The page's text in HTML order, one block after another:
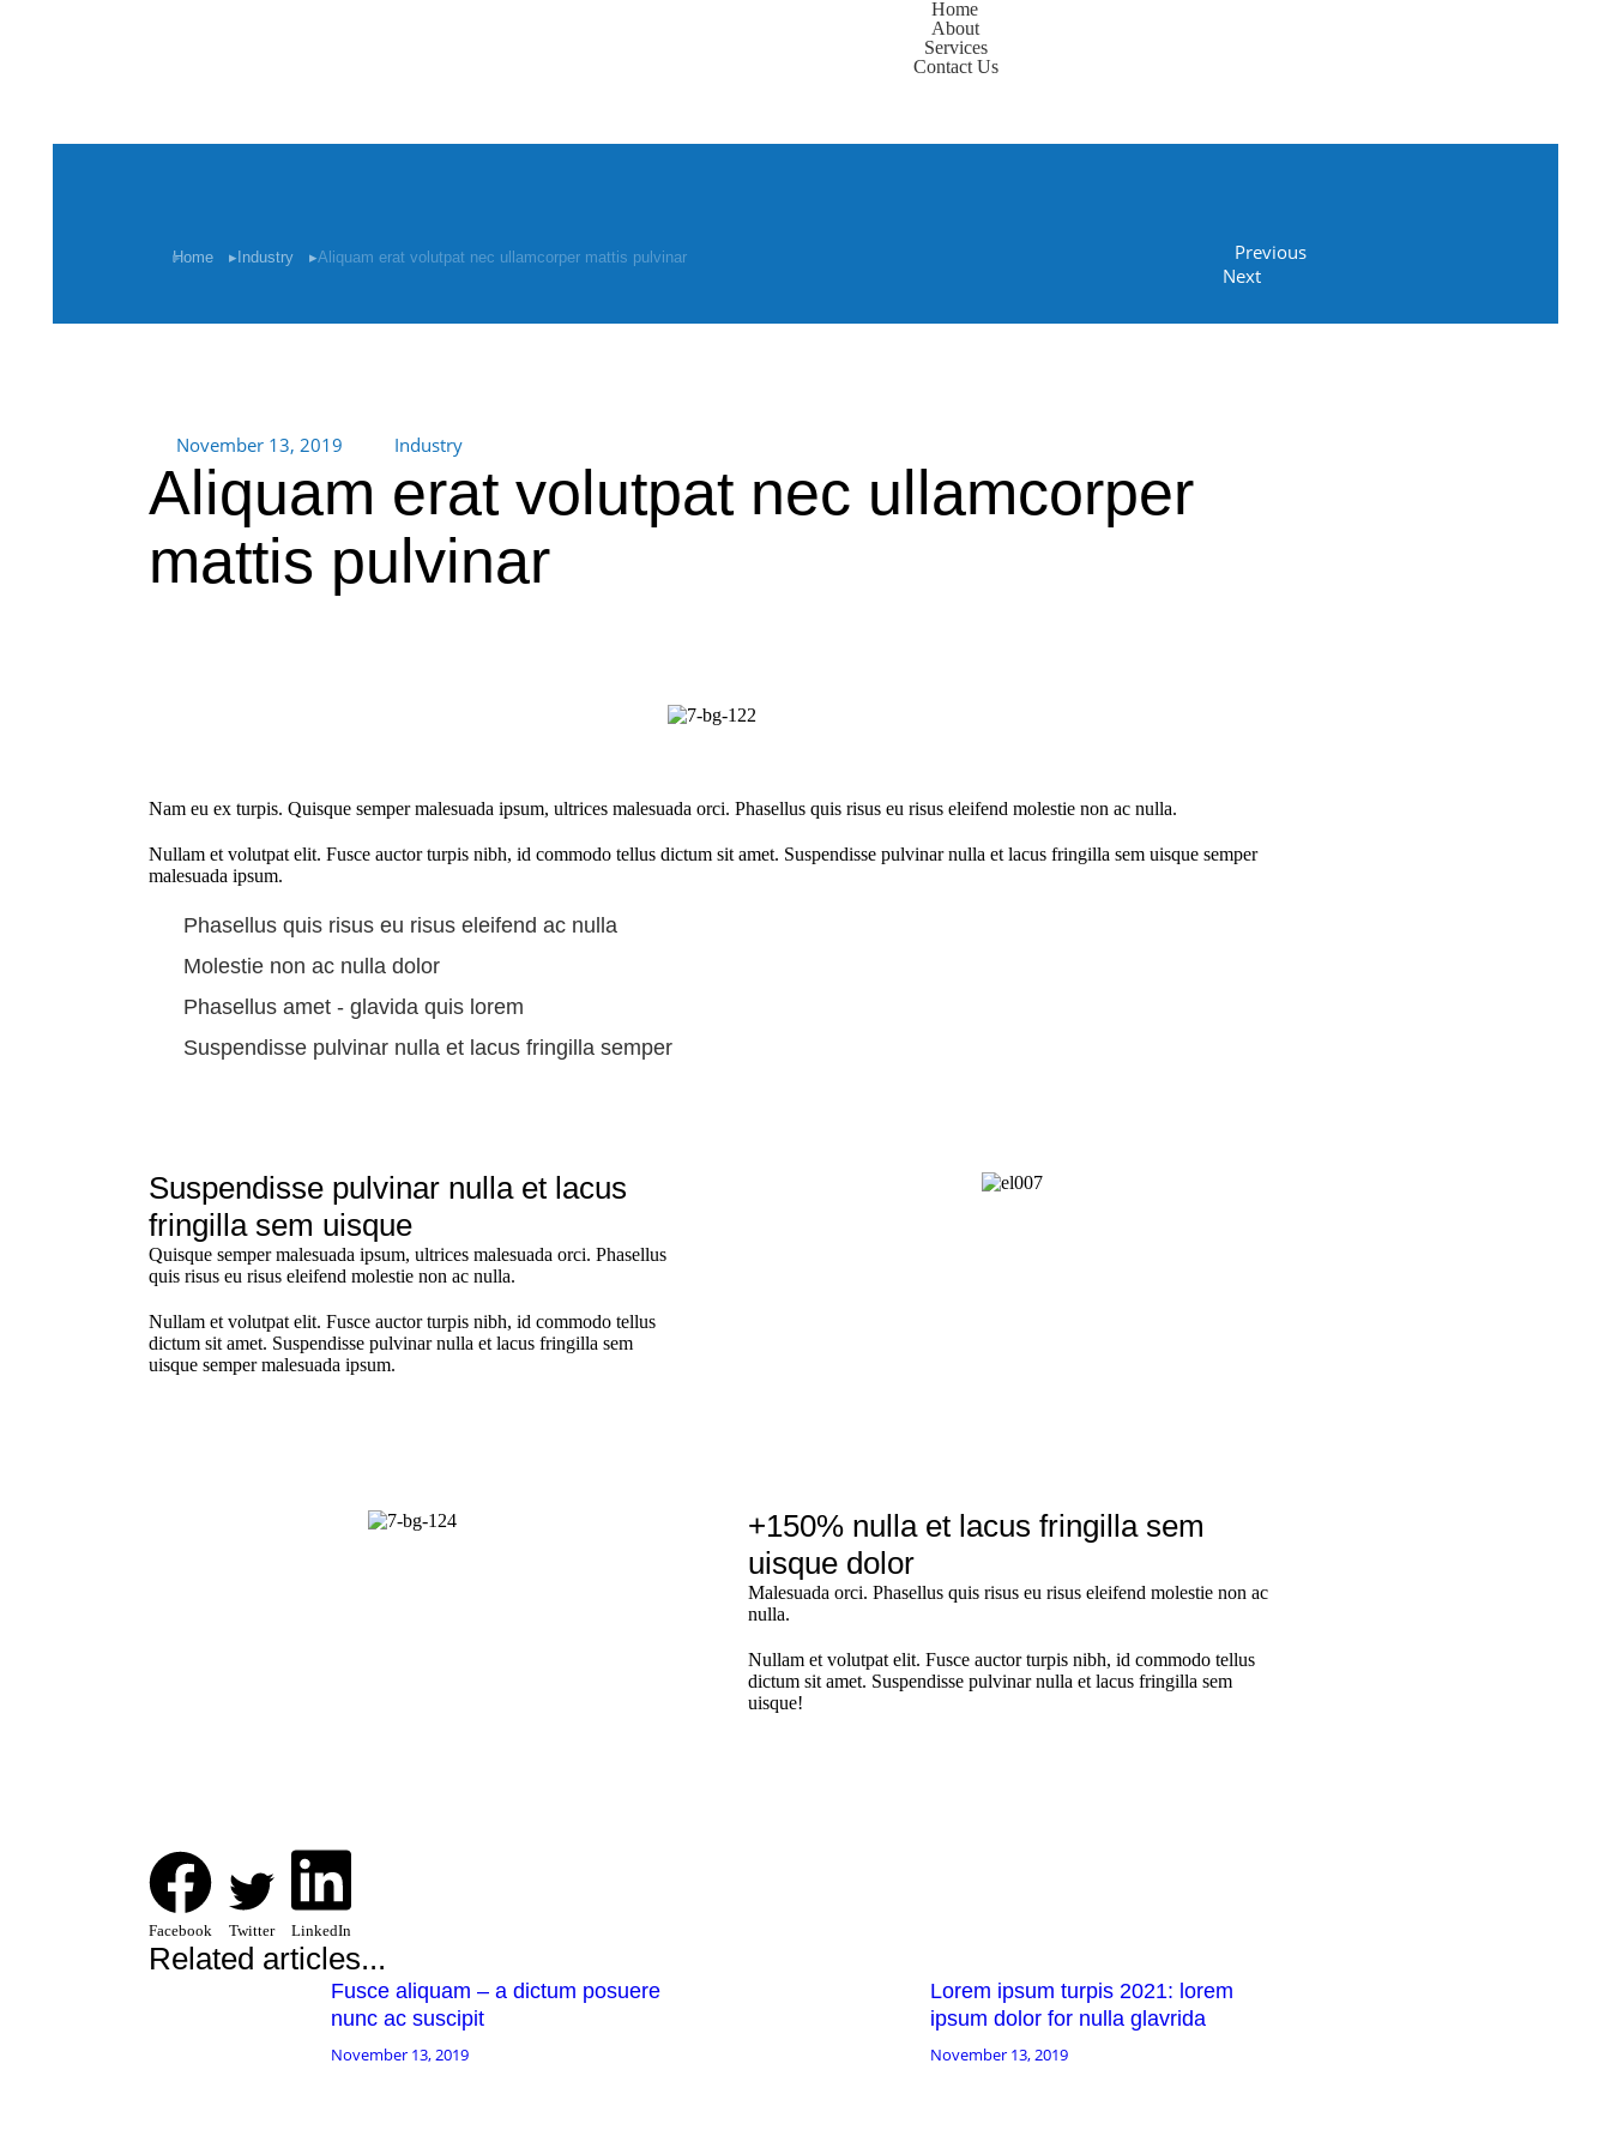
Home
About
Services
Contact Us
You are here:
Home Industry Aliquam erat volutpat nec ullamcorper mattis pulvinar
Previous
Next
November 13, 2019 Industry
Aliquam erat volutpat nec ullamcorper
mattis pulvinar
Nam eu ex turpis. Quisque semper malesuada ipsum, ultrices malesuada orci. Phasellus quis risus eu risus eleifend molestie non ac nulla.
Nullam et volutpat elit. Fusce auctor turpis nibh, id commodo tellus dictum sit amet. Suspendisse pulvinar nulla et lacus fringilla sem uisque semper
malesuada ipsum.
Phasellus quis risus eu risus eleifend ac nulla
Molestie non ac nulla dolor
Phasellus amet - glavida quis lorem
Suspendisse pulvinar nulla et lacus fringilla semper
Suspendisse pulvinar nulla et lacus
fringilla sem uisque
Quisque semper malesuada ipsum, ultrices malesuada orci. Phasellus
quis risus eu risus eleifend molestie non ac nulla.
Nullam et volutpat elit. Fusce auctor turpis nibh, id commodo tellus
dictum sit amet. Suspendisse pulvinar nulla et lacus fringilla sem
uisque semper malesuada ipsum.
+150% nulla et lacus fringilla sem
uisque dolor
Malesuada orci. Phasellus quis risus eu risus eleifend molestie non ac
nulla.
Nullam et volutpat elit. Fusce auctor turpis nibh, id commodo tellus
dictum sit amet. Suspendisse pulvinar nulla et lacus fringilla sem
uisque!
Facebook Twitter LinkedIn
Related articles...
Fusce aliquam – a dictum posuere
nunc ac suscipit
November 13, 2019
Lorem ipsum turpis 2021: lorem
ipsum dolor for nulla glavrida
November 13, 2019